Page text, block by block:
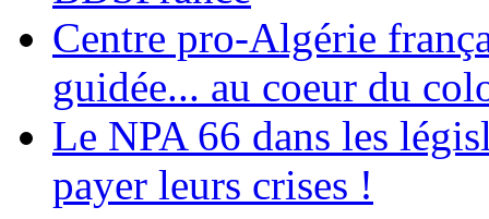
Centre pro-Algérie
guidée... au coeur du
Le NPA 66 dans les
payer leurs crises !